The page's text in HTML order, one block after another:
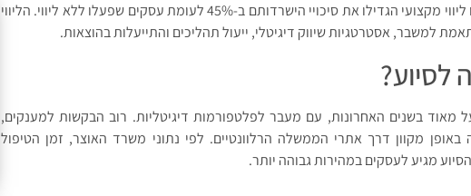
על פי נתוני הסוכנות, עסקים שקיבלו ליווי מקצועי הגדילו את סיכויי הישרדותם ב-45% לעומת עסקים שפעלו ללא ליווי. הליווי
למשבר, אסטרטגיות שיווק דיגיטלי, ייעול תהליכים והתייעלות בהוצאות.
לסיוע?
מאוד בשנים האחרונות, עם מעבר לפלטפורמות דיגיטליות. רוב הבקשות למענקים,
באופן מקוון דרך אתרי הממשלה הרלוונטיים. לפי נתוני משרד האוצר, זמן הטיפול
מגיע לעסקים במהירות גבוהה יותר.